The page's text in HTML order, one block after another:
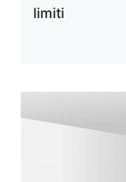
limiti